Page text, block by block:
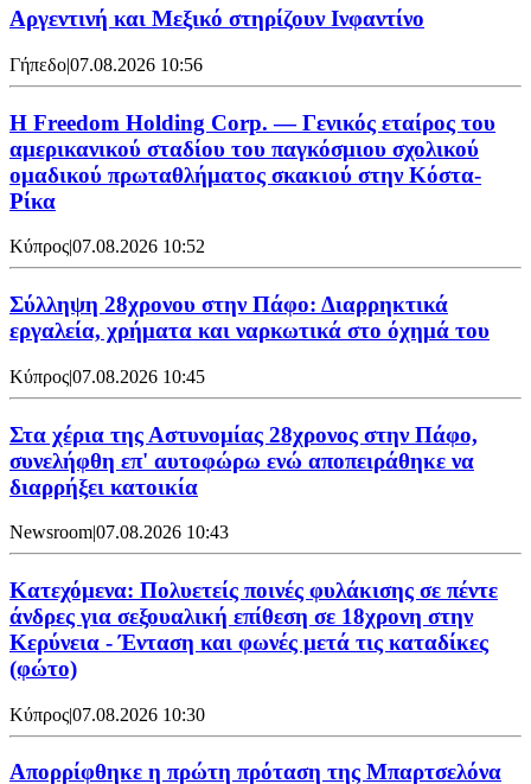
Αργεντινή και Μεξικό στηρίζουν Ινφαντίνο
Γήπεδο|07.08.2026 10:56
Η Freedom Holding Corp. — Γενικός εταίρος του
αμερικανικού σταδίου του παγκόσμιου σχολικού
ομαδικού πρωταθλήματος σκακιού στην Κόστα-
Ρίκα
Κύπρος|07.08.2026 10:52
Σύλληψη 28χρονου στην Πάφο: Διαρρηκτικά
εργαλεία, χρήματα και ναρκωτικά στο όχημά του
Κύπρος|07.08.2026 10:45
Στα χέρια της Αστυνομίας 28χρονος στην Πάφο,
συνελήφθη επ' αυτοφώρω ενώ αποπειράθηκε να
διαρρήξει κατοικία
Newsroom|07.08.2026 10:43
Κατεχόμενα: Πολυετείς ποινές φυλάκισης σε πέντε
άνδρες για σεξουαλική επίθεση σε 18χρονη στην
Κερύνεια - Ένταση και φωνές μετά τις καταδίκες
(φώτο)
Κύπρος|07.08.2026 10:30
Απορρίφθηκε η πρώτη πρόταση της Μπαρτσελόνα